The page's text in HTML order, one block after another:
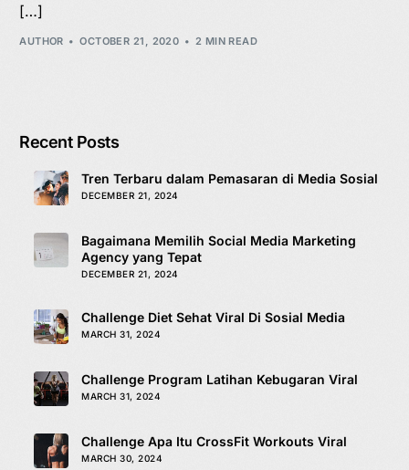
[…]
AUTHOR OCTOBER 21, 2020 2 MIN READ
Recent Posts
Tren Terbaru dalam Pemasaran di Media Sosial
DECEMBER 21, 2024
Bagaimana Memilih Social Media Marketing
Agency yang Tepat
DECEMBER 21, 2024
Challenge Diet Sehat Viral Di Sosial Media
MARCH 31, 2024
Challenge Program Latihan Kebugaran Viral
MARCH 31, 2024
Challenge Apa Itu CrossFit Workouts Viral
MARCH 30, 2024